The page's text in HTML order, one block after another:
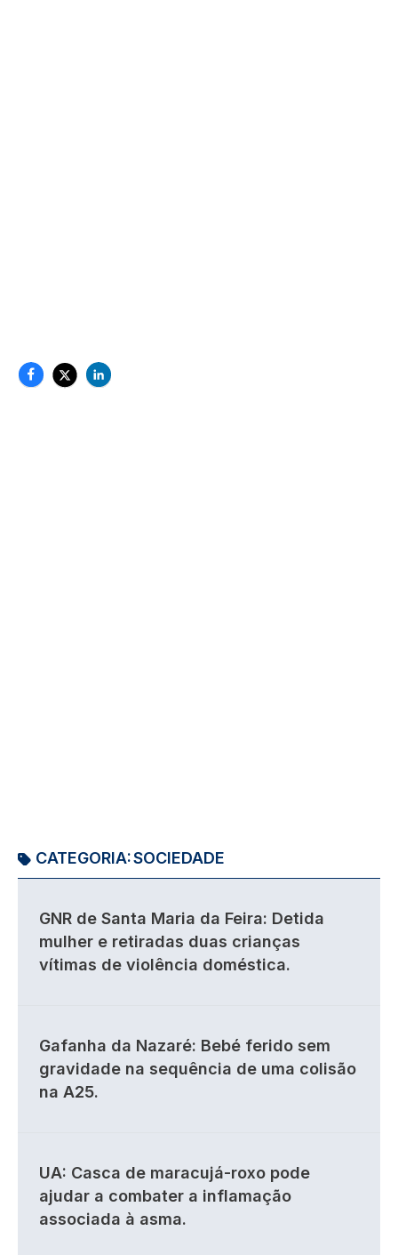
CATEGORIA:SOCIEDADE
GNR de Santa Maria da Feira: Detida
mulher e retiradas duas crianças
vítimas de violência doméstica.
Gafanha da Nazaré: Bebé ferido sem
gravidade na sequência de uma colisão
na A25.
UA: Casca de maracujá-roxo pode
ajudar a combater a inflamação
associada à asma.